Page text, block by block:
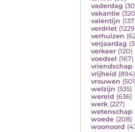
vaderdag
vakantie
valentijn
verdriet
verhuizen
verjaardag
verkeer (120)
voedsel (167)
vriendschap
vrijheid (894)
vrouwen
welzijn (535)
wereld (636)
werk (227)
wetenschap
woede (208)
woonoord